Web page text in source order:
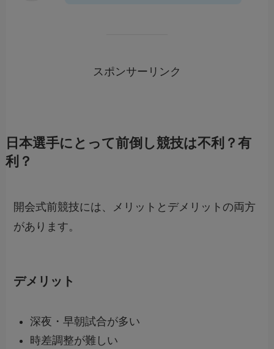
スポンサーリンク
日本選手にとって前倒し競技は不利？有
利？
開会式前競技には、メリットとデメリットの両方
があります。
デメリット
深夜・早朝試合が多い
時差調整が難しい